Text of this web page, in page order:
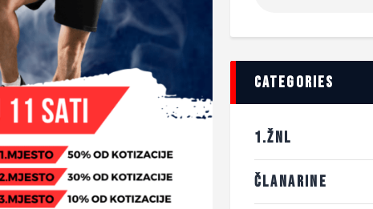
categories
1.ŽNL
ČLANARINE